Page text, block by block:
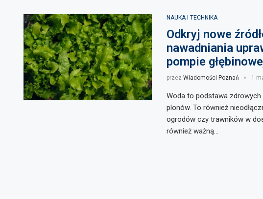
NAUKA I TECHNIKA
Odkryj nowe
nawadniania
pompie
przez Wiadomości Poznań 1
Woda to podstawa zdrowych
plonów. To również
ogrodów czy trawników w
również ważną…